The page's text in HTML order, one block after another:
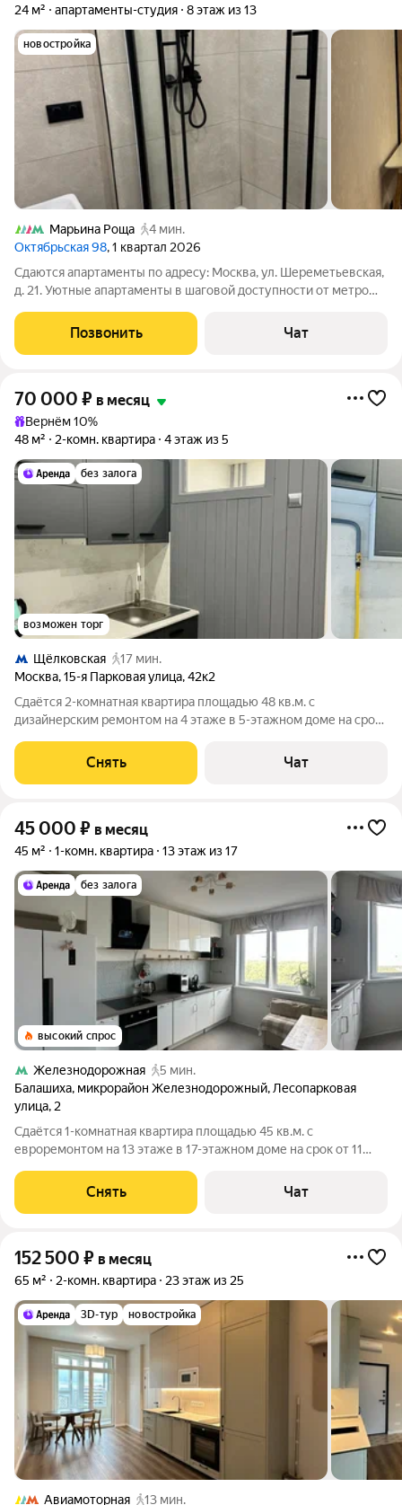
24 м² апартаменты-студия 8 этаж из 13
новостройка
Марьина Роща
4 мин.
Октябрьская 98, 1 квартал 2026
Сдаются апартаменты по адресу: Москва, ул. Шереметьевская,
д. 21. Уютные апартаменты в шаговой доступности от метро
проживанию: есть вся необходимая мебель и оборудованная
кухня. Из техники:
Позвонить Чат
70 000 ₽ в месяц
Вернём 10%
48 м²
2-комн. квартира 4 этаж из 5
без залога
возможен торг
Щёлковская
17 мин.
Москва,15-я Парковая улица,42к2
Сдаётся 2-комнатная квартира площадью 48 кв.м. с
дизайнерским ремонтом на 4 этаже в 5-этажном доме на срок
по счетчикам оплачиваются
Снять Чат
45 000 ₽ в месяц
45 м² 1-комн. квартира 13 этаж из 17
без залога
высокий спрос
Железнодорожная
5 мин.
Балашиха, микрорайон Железнодорожный, Лесопарковая
улица, 2
Сдаётся 1-комнатная квартира площадью 45 кв.м. с
евроремонтом на 13 этаже в 17-этажном доме на срок от 11
Стиральная машина Сушильная машина Холодильник
Снять Чат
152 500 ₽ в месяц
65 м² 2-комн. квартира 23 этаж из 25
3D-тур новостройка
Авиамоторная 13 мин.